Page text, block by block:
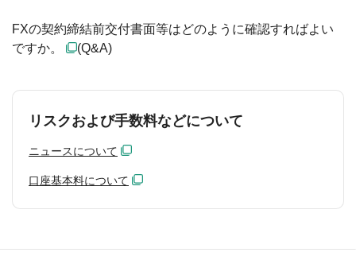
FXの契約締結前交付書面等はどのように確認すればよい
ですか。
(Q&A)
リスクおよび手数料などについて
ニュースについて
口座基本料について